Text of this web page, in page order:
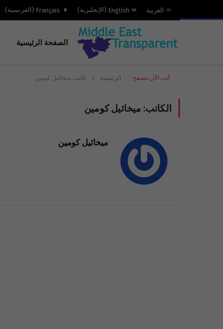
العربية English
( الإنجليزية)
Français
( الفرنسية)
الصفحة الرئيسية
أنت الآن تتصفح: الرئيسية » كاتب: ميخائيل كومين
الكاتب: ميخائيل كومين
ميخائيل كومين